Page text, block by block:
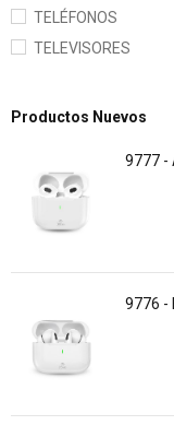
TELÉFONOS
TELEVISORES
Productos Nuevos
9777 -
9776 -